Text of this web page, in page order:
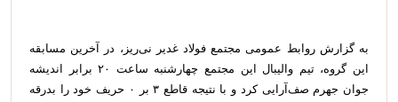
به گزارش روابط عمومی مجتمع فولاد غدیر نی‌ریز، در آخرین مسابقه
این گروه، تیم والیبال این مجتمع چهارشنبه ساعت ۲۰ برابر اندیشه
جوان جهرم صف‌آرایی کرد و با نتیجه قاطع ۳ بر ۰ حریف خود را بدرقه